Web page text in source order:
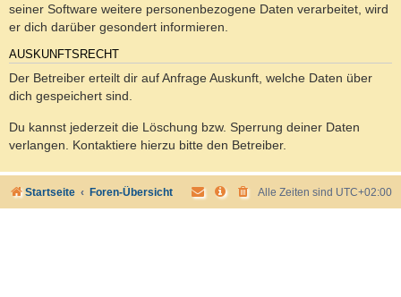
seiner Software weitere personenbezogene Daten verarbeitet, wird
er dich darüber gesondert informieren.
AUSKUNFTSRECHT
Der Betreiber erteilt dir auf Anfrage Auskunft, welche Daten über
dich gespeichert sind.
Du kannst jederzeit die Löschung bzw. Sperrung deiner Daten
verlangen. Kontaktiere hierzu bitte den Betreiber.
Startseite Foren-Übersicht Alle Zeiten sind UTC+02:00